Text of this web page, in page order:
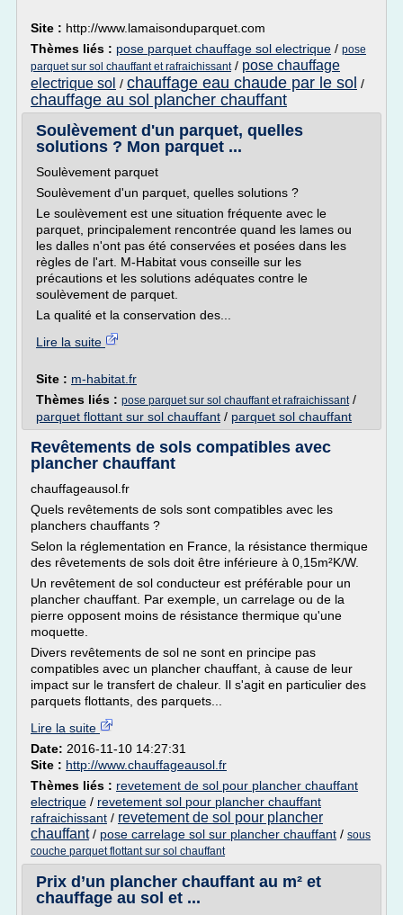
Site : http://www.lamaisonduparquet.com
Thèmes liés : pose parquet chauffage sol electrique / pose
parquet sur sol chauffant et rafraichissant/ pose chauffage
electrique sol / chauffage eau chaude par le sol /
chauffage au sol plancher chauffant
Soulèvement d'un parquet, quelles
solutions ? Mon parquet ...
Soulèvement parquet
Soulèvement d'un parquet, quelles solutions ?
Le soulèvement est une situation fréquente avec le
parquet, principalement rencontrée quand les lames ou
les dalles n'ont pas été conservées et posées dans les
règles de l'art. M-Habitat vous conseille sur les
précautions et les solutions adéquates contre le
soulèvement de parquet.
La qualité et la conservation des...
Lire la suite
Site : m-habitat.fr
Thèmes liés : pose parquet sur sol chauffant et rafraichissant/
parquet flottant sur sol chauffant / parquet sol chauffant
Revêtements de sols compatibles avec
plancher chauffant
chauffageausol.fr
Quels revêtements de sols sont compatibles avec les
planchers chauffants ?
Selon la réglementation en France, la résistance thermique
des rêvetements de sols doit être inférieure à 0,15m²K/W.
Un revêtement de sol conducteur est préférable pour un
plancher chauffant. Par exemple, un carrelage ou de la
pierre opposent moins de résistance thermique qu'une
moquette.
Divers revêtements de sol ne sont en principe pas
compatibles avec un plancher chauffant, à cause de leur
impact sur le transfert de chaleur. Il s'agit en particulier des
parquets flottants, des parquets...
Lire la suite
Date: 2016-11-10 14:27:31
Site : http://www.chauffageausol.fr
Thèmes liés : revetement de sol pour plancher chauffant
electrique / revetement sol pour plancher chauffant
rafraichissant / revetement de sol pour plancher
chauffant/ pose carrelage sol sur plancher chauffant / sous
couche parquet flottant sur sol chauffant
Prix d’un plancher chauffant au m² et
chauffage au sol et ...